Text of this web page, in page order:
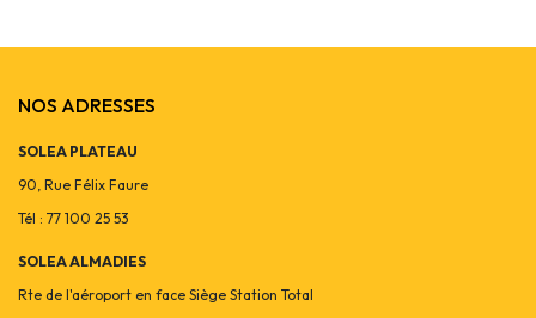
NOS ADRESSES
SOLEA PLATEAU
90, Rue Félix Faure
Tél : 77 100 25 53
SOLEA ALMADIES
Rte de l'aéroport en face Siège Station Total